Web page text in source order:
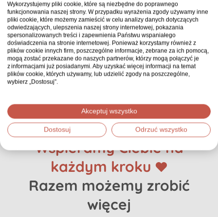
Zbiórka zakończona
Zgłoś nadużycie
Wspieramy Ciebie na
każdym kroku
Razem możemy zrobić
więcej
Wykorzystujemy pliki cookie, które są niezbędne do poprawnego
funkcjonowania naszej strony. W przypadku wyrażenia zgody używamy inne
pliki cookie, które możemy zamieścić w celu analizy danych dotyczących
odwiedzających, ulepszenia naszej strony internetowej, pokazania
spersonalizowanych treści i zapewnienia Państwu wspaniałego
doświadczenia na stronie internetowej. Ponieważ korzystamy również z
plików cookie innych firm, poszczególne informacje, zebrane za ich pomocą,
mogą zostać przekazane do naszych partnerów, którzy mogą połączyć je
z informacjami już posiadanymi. Aby uzyskać więcej informacji na temat
plików cookie, których używamy, lub udzielić zgody na poszczególne,
wybierz „Dostosuj”.
Akceptuj wszystko
Dostosuj Odrzuć wszystko